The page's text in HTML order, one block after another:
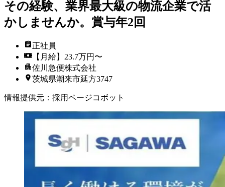
その経験、業界最大級の物流企業で活
かしませんか。賞与年2回
正社員
【月給】23.7万円〜
佐川急便株式会社
茨城県潮来市延方3747
情報提供元 ： 採用ページコボット